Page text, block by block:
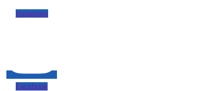
Instagram
Facebook